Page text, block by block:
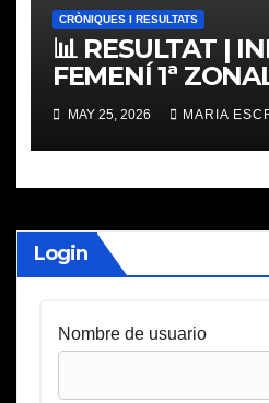
CRÒNIQUES I RESULTATS
📊 RESULTAT |
FEMENÍ 1ª
MAY 25, 2026 MARIA
Login
Nombre de usuario